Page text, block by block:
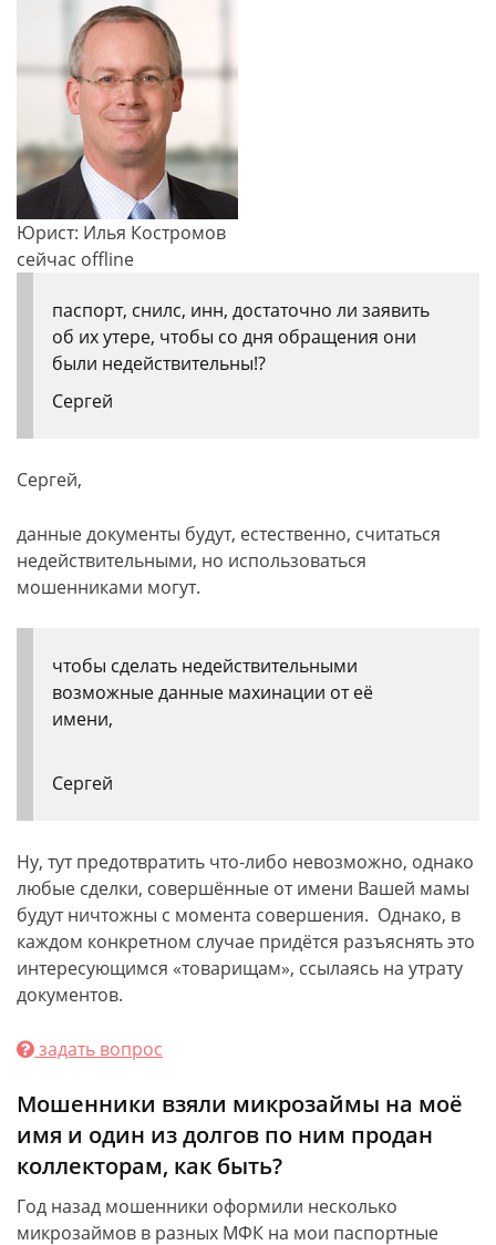
Юрист: Илья Костромов
сейчас offline
паспорт, снилс, инн, достаточно ли заявить
об их утере, чтобы со дня обращения они
были недействительны!?
Сергей
Сергей,
данные документы будут, естественно, считаться
недействительными, но использоваться
мошенниками могут.
чтобы сделать недействительными
возможные данные махинации от её
имени,
Сергей
Ну, тут предотвратить что-либо невозможно, однако
любые сделки, совершённые от имени Вашей мамы
будут ничтожны с момента совершения. Однако, в
каждом конкретном случае придётся разъяснять это
интересующимся «товарищам», ссылаясь на утрату
документов.
задать вопрос
Мошенники взяли микрозаймы на моё
имя и один из долгов по ним продан
коллекторам, как быть?
Год назад мошенники оформили несколько
микрозаймов в разных МФК на мои паспортные